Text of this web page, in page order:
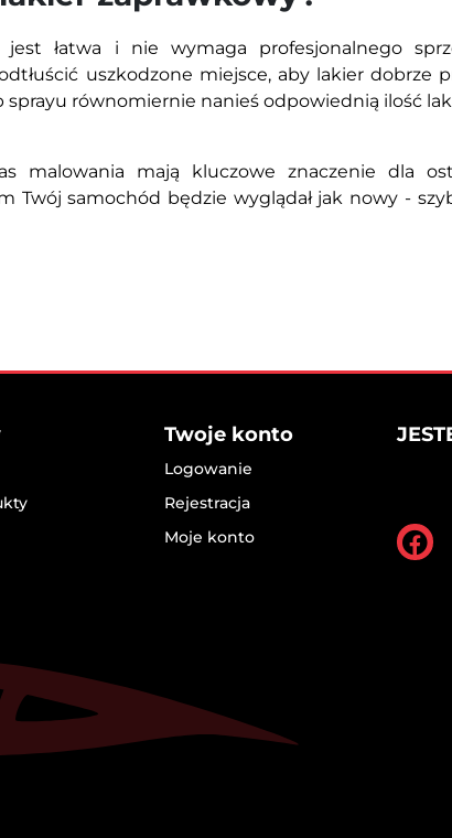
jest łatwa i nie wymaga profesjonalnego
uszkodzone miejsce, aby lakier dobrze
równomiernie nanieś odpowiednią ilość
malowania mają kluczowe znaczenie dla
Twój samochód będzie wyglądał jak nowy -
Twoje konto
Logowanie
Rejestracja
Moje konto